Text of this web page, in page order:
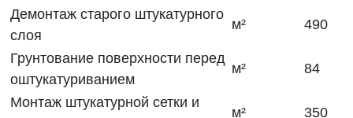
Демонтаж старого штукатурного
слоя
м² 490
Грунтование поверхности перед
оштукатуриванием
м² 84
Монтаж штукатурной сетки и
м² 350